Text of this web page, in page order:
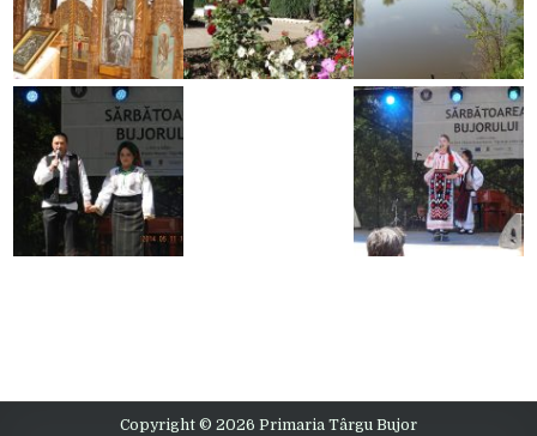
Copyright © 2026 Primaria Târgu Bujor